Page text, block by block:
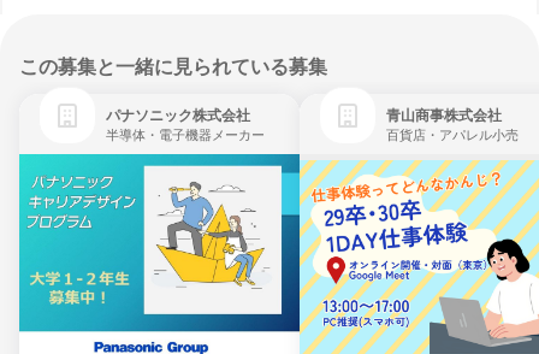
この募集と一緒に見られている募集
パナソニック株式会社
半導体・電子機器メーカー
青山商事株式会社
百貨店・アパレル小売